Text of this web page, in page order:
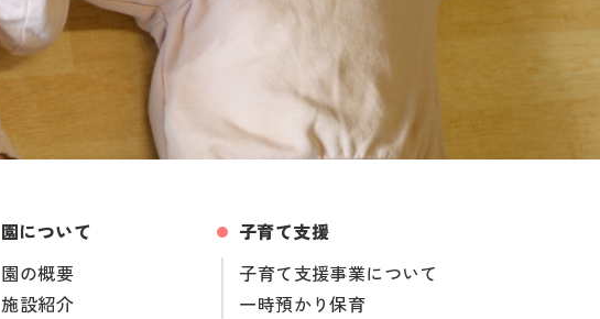
園について
園の概要
施設紹介
子育て支援
子育て支援事業について
一時預かり保育